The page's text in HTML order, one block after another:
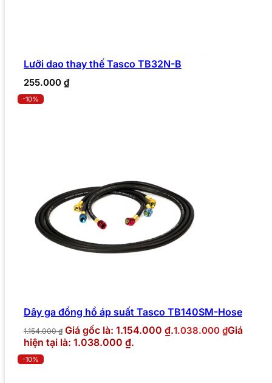
Lưỡi dao thay thế Tasco TB32N-B
255.000 ₫
-10%
Dây ga đồng hồ áp suất Tasco TB140SM-Hose
1.154.000₫ Giá gốc là: 1.154.000 ₫.1.038.000 ₫Giá
hiện tại là: 1.038.000 ₫.
-10%